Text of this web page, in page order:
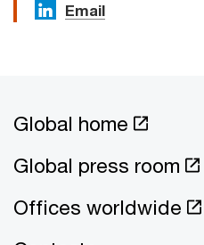
Email
Global home
Global press room
Offices worldwide